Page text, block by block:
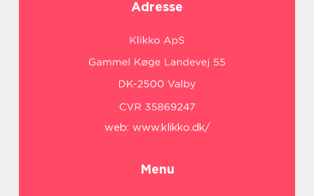
Adresse
web: www.klikko.dk/
Menu